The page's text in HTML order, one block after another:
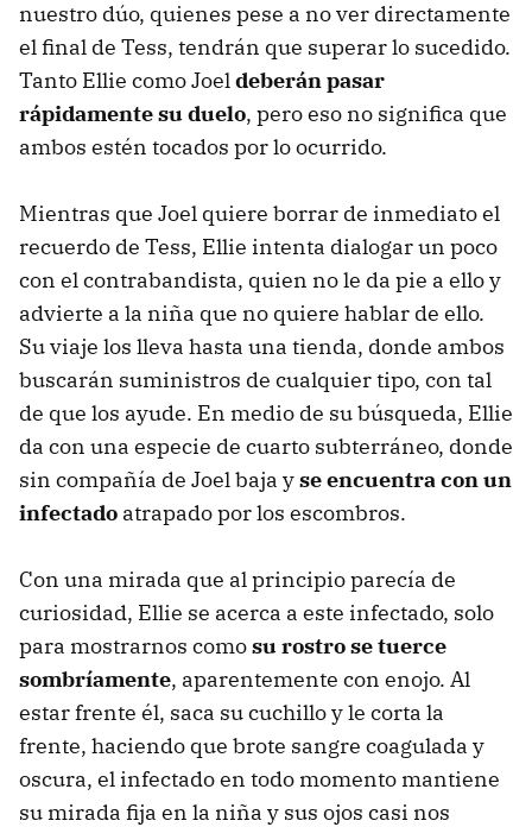
nuestro dúo, quienes pese a no ver directamente
el final de Tess, tendrán que superar lo sucedido.
Tanto Ellie como Joel deberán pasar
rápidamente su duelo, pero eso no significa que
ambos estén tocados por lo ocurrido.
Mientras que Joel quiere borrar de inmediato el
recuerdo de Tess, Ellie intenta dialogar un poco
con el contrabandista, quien no le da pie a ello y
advierte a la niña que no quiere hablar de ello.
Su viaje los lleva hasta una tienda, donde ambos
buscarán suministros de cualquier tipo, con tal
de que los ayude. En medio de su búsqueda, Ellie
da con una especie de cuarto subterráneo, donde
sin compañía de Joel baja yse encuentra con un
infectado atrapado por los escombros.
Con una mirada que al principio parecía de
curiosidad, Ellie se acerca a este infectado, solo
para mostrarnos comosu rostro se tuerce
sombríamente, aparentemente con enojo. Al
estar frente él, saca su cuchillo y le corta la
frente, haciendo que brote sangre coagulada y
oscura, el infectado en todo momento mantiene
su mirada fija en la niña y sus ojos casi nos